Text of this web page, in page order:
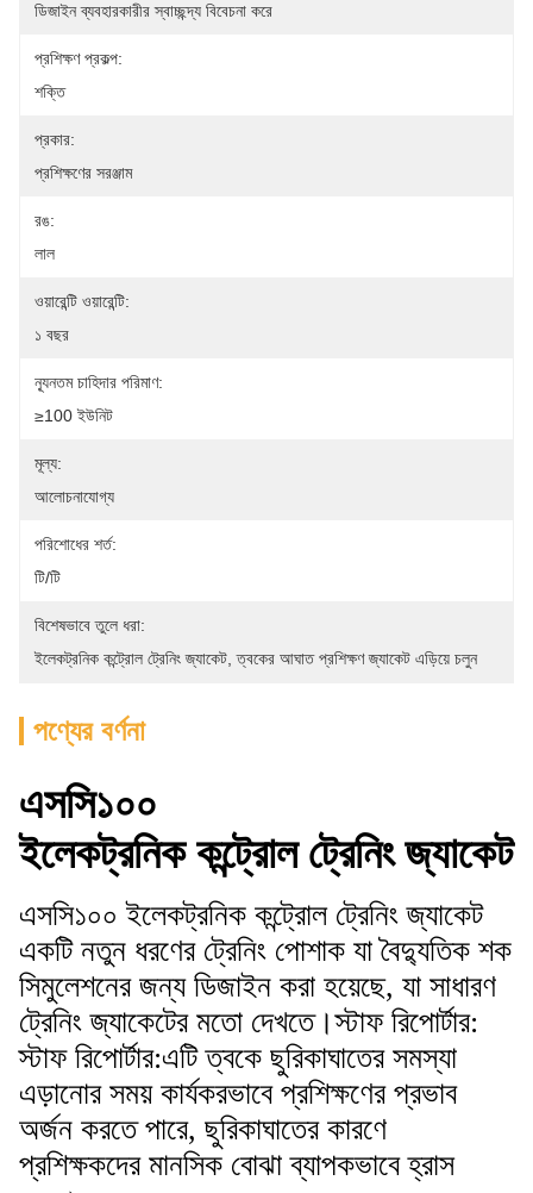
ডিজাইন ব্যবহারকারীর স্বাচ্ছন্দ্য বিবেচনা করে
প্রশিক্ষণ প্রকল্প:
শক্তি
প্রকার:
প্রশিক্ষণের সরঞ্জাম
রঙ:
লাল
ওয়ারেন্টি ওয়ারেন্টি:
১ বছর
ন্যূনতম চাহিদার পরিমাণ:
≥100 ইউনিট
মূল্য:
আলোচনাযোগ্য
পরিশোধের শর্ত:
টি/টি
বিশেষভাবে তুলে ধরা:
ইলেকট্রনিক কন্ট্রোল ট্রেনিং জ্যাকেট , ত্বকের আঘাত প্রশিক্ষণ জ্যাকেট এড়িয়ে চলুন
পণ্যের বর্ণনা
এসসি১০০
ইলেকট্রনিক কন্ট্রোল ট্রেনিং জ্যাকেট
এসসি১০০ ইলেকট্রনিক কন্ট্রোল ট্রেনিং জ্যাকেট
একটি নতুন ধরণের ট্রেনিং পোশাক যা বৈদ্যুতিক শক
সিমুলেশনের জন্য ডিজাইন করা হয়েছে, যা সাধারণ
ট্রেনিং জ্যাকেটের মতো দেখতে।স্টাফ রিপোর্টার:
স্টাফ রিপোর্টার:এটি ত্বকে ছুরিকাঘাতের সমস্যা
এড়ানোর সময় কার্যকরভাবে প্রশিক্ষণের প্রভাব
অর্জন করতে পারে, ছুরিকাঘাতের কারণে
প্রশিক্ষকদের মানসিক বোঝা ব্যাপকভাবে হ্রাস